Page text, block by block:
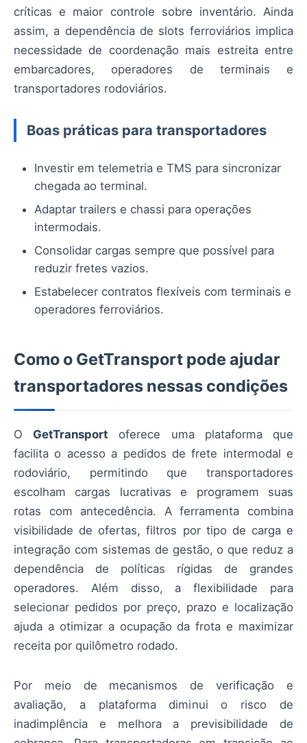
críticas e maior controle sobre inventário. Ainda
assim, a dependência de slots ferroviários implica
necessidade de coordenação mais estreita entre
embarcadores, operadores de terminais e
transportadores rodoviários.
Boas práticas para transportadores
Investir em telemetria e TMS para sincronizar
chegada ao terminal.
Adaptar trailers e chassi para operações
intermodais.
Consolidar cargas sempre que possível para
reduzir fretes vazios.
Estabelecer contratos flexíveis com terminais e
operadores ferroviários.
Como o GetTransport pode ajudar
transportadores nessas condições
O GetTransport oferece uma plataforma que
facilita o acesso a pedidos de frete intermodal e
rodoviário, permitindo que transportadores
escolham cargas lucrativas e programem suas
rotas com antecedência. A ferramenta combina
visibilidade de ofertas, filtros por tipo de carga e
integração com sistemas de gestão, o que reduz a
dependência de políticas rígidas de grandes
operadores. Além disso, a flexibilidade para
selecionar pedidos por preço, prazo e localização
ajuda a otimizar a ocupação da frota e maximizar
receita por quilômetro rodado.
Por meio de mecanismos de verificação e
avaliação, a plataforma diminui o risco de
inadimplência e melhora a previsibilidade de